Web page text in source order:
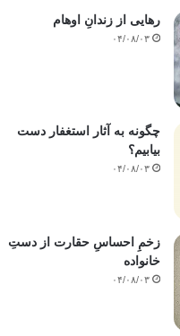
رهایی از زندانِ اوهام
۰۴/۰۸/۰۳
چگونه به آثار استغفار دست
بیابیم؟
۰۴/۰۸/۰۳
زخمِ احساسِ حقارت از دستِ
خانواده
۰۴/۰۸/۰۳